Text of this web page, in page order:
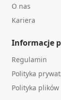
O nas
Kariera
Informacje
Regulamin
Polityka
Polityka plików